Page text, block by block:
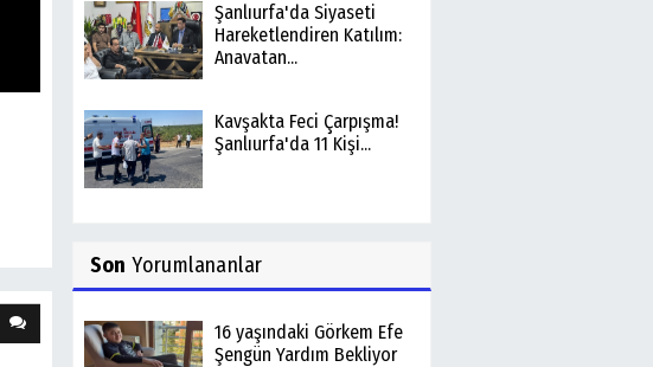
Şanlıurfa'da Siyaseti
Hareketlendiren Katılım:
Anavatan...
Kavşakta Feci Çarpışma!
Şanlıurfa'da 11 Kişi...
Son Yorumlananlar
16 yaşındaki Görkem Efe
Şengün Yardım Bekliyor